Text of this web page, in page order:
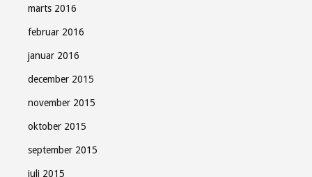
marts 2016
februar 2016
januar 2016
december 2015
november 2015
oktober 2015
september 2015
juli 2015